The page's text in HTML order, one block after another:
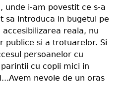
, unde i-am povestit ce s-a
sa introduca in bugetul pe
reala, nu
publice si a trotuarelor. Si
persoanelor cu
cu copii mici in
nevoie de un oras